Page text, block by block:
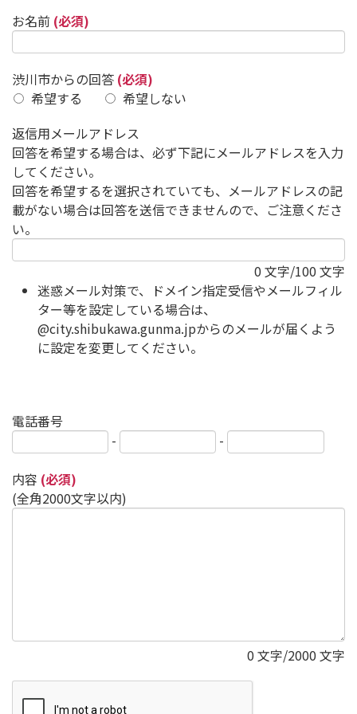
お名前 (必須)
渋川市からの回答 (必須)
希望する
希望しない
返信用メールアドレス
回答を希望する場合は、必ず下記にメールアドレスを入力
してください。
回答を希望するを選択されていても、メールアドレスの記
載がない場合は回答を送信できませんので、ご注意くださ
い。
0 文字/100 文字
迷惑メール対策で、ドメイン指定受信やメールフィル
ター等を設定している場合は、
@city.shibukawa.gunma.jpからのメールが届くよう
に設定を変更してください。
電話番号
-
-
内容 (必須)
(全角2000文字以内)
0 文字/2000 文字